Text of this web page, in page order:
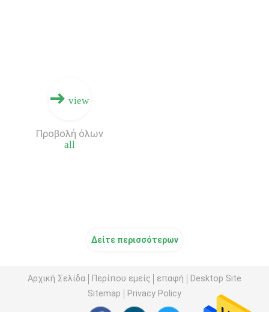
view
all
Προβολή όλων
Δείτε περισσότερων
Αρχική Σελίδα Περίπου εμείς επαφή
Desktop Site
Sitemap
Privacy Policy